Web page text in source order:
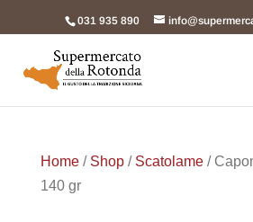
031 935 890
Home/ Shop/ Scatolame/
140 gr